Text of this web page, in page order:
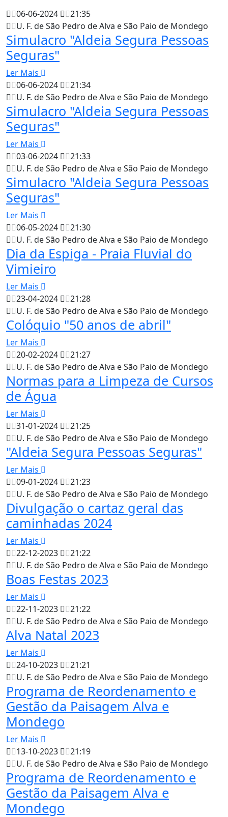
06-06-2024
21:35
U. F. de São Pedro de Alva e São Paio de Mondego
Simulacro "Aldeia Segura Pessoas
Seguras"
Ler Mais
06-06-2024
21:34
U. F. de São Pedro de Alva e São Paio de Mondego
Simulacro "Aldeia Segura Pessoas
Seguras"
Ler Mais
03-06-2024
21:33
U. F. de São Pedro de Alva e São Paio de Mondego
Simulacro "Aldeia Segura Pessoas
Seguras"
Ler Mais
06-05-2024
21:30
U. F. de São Pedro de Alva e São Paio de Mondego
Dia da Espiga - Praia Fluvial do
Vimieiro
Ler Mais
23-04-2024
21:28
U. F. de São Pedro de Alva e São Paio de Mondego
Colóquio "50 anos de abril"
Ler Mais
20-02-2024
21:27
U. F. de São Pedro de Alva e São Paio de Mondego
Normas para a Limpeza de Cursos
de Água
Ler Mais
31-01-2024
21:25
U. F. de São Pedro de Alva e São Paio de Mondego
"Aldeia Segura Pessoas Seguras"
Ler Mais
09-01-2024
21:23
U. F. de São Pedro de Alva e São Paio de Mondego
Divulgação o cartaz geral das
caminhadas 2024
Ler Mais
22-12-2023
21:22
U. F. de São Pedro de Alva e São Paio de Mondego
Boas Festas 2023
Ler Mais
22-11-2023
21:22
U. F. de São Pedro de Alva e São Paio de Mondego
Alva Natal 2023
Ler Mais
24-10-2023
21:21
U. F. de São Pedro de Alva e São Paio de Mondego
Programa de Reordenamento e
Gestão da Paisagem Alva e
Mondego
Ler Mais
13-10-2023
21:19
U. F. de São Pedro de Alva e São Paio de Mondego
Programa de Reordenamento e
Gestão da Paisagem Alva e
Mondego